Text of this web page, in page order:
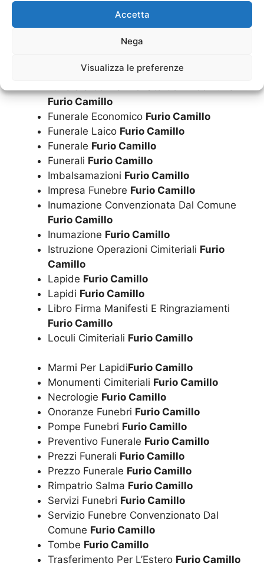
Accetta
Nega
Visualizza le preferenze
Esumazione SalmaFurio Camillo
Finanziamento Per Funerale A RateFurio
Funerale A Rate Furio Camillo
Furio Camillo
Funerale Economico Furio Camillo
Funerale Laico Furio Camillo
Funerale Furio Camillo
Funerali Furio Camillo
Imbalsamazioni Furio Camillo
Impresa Funebre Furio Camillo
Inumazione Convenzionata Dal Comune
Furio Camillo
Inumazione Furio Camillo
Istruzione Operazioni Cimiteriali Furio
Camillo
Lapide Furio Camillo
Lapidi Furio Camillo
Libro Firma Manifesti E Ringraziamenti
Furio Camillo
Loculi Cimiteriali Furio Camillo
Marmi Per LapidiFurio Camillo
Monumenti Cimiteriali Furio Camillo
Necrologie Furio Camillo
Onoranze Funebri Furio Camillo
Pompe Funebri Furio Camillo
Preventivo Funerale Furio Camillo
Prezzi Funerali Furio Camillo
Prezzo Funerale Furio Camillo
Rimpatrio Salma Furio Camillo
Servizi Funebri Furio Camillo
Servizio Funebre Convenzionato Dal
Comune Furio Camillo
Tombe Furio Camillo
Trasferimento Per L’Estero Furio Camillo